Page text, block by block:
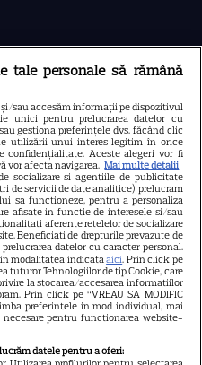
femei
NE PE
tale personale să rămână
sau accesăm informații pe dispozitivul
unici pentru prelucrarea datelor cu
gestiona preferințele dvs. făcând clic
utilizării unui interes legitim în orice
confidențialitate. Aceste alegeri vor fi
vor afecta navigarea. Mai multe detalii
socializare si agentiile de publicitate
de servicii de date analitice) prelucram
sa functioneze, pentru a personaliza
afisate in functie de interesele si/sau
aferente retelelor de socializare
Beneficiati de drepturile prevazute de
datelor cu caracter personal.
modalitatea indicataaici. Prin click pe
tuturor Tehnologiilor de tip Cookie, care
la stocarea/accesarea informatiilor
Prin click pe “VREAU SA MODIFIC
preferintele in mod individual, mai
pentru functionarea website-
datele pentru a oferi: